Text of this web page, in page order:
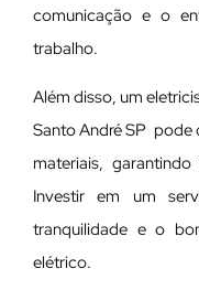
comunicação e o
trabalho.
Além disso, um
Santo André SP pode
materiais,
Investir em um
tranquilidade e o
elétrico.